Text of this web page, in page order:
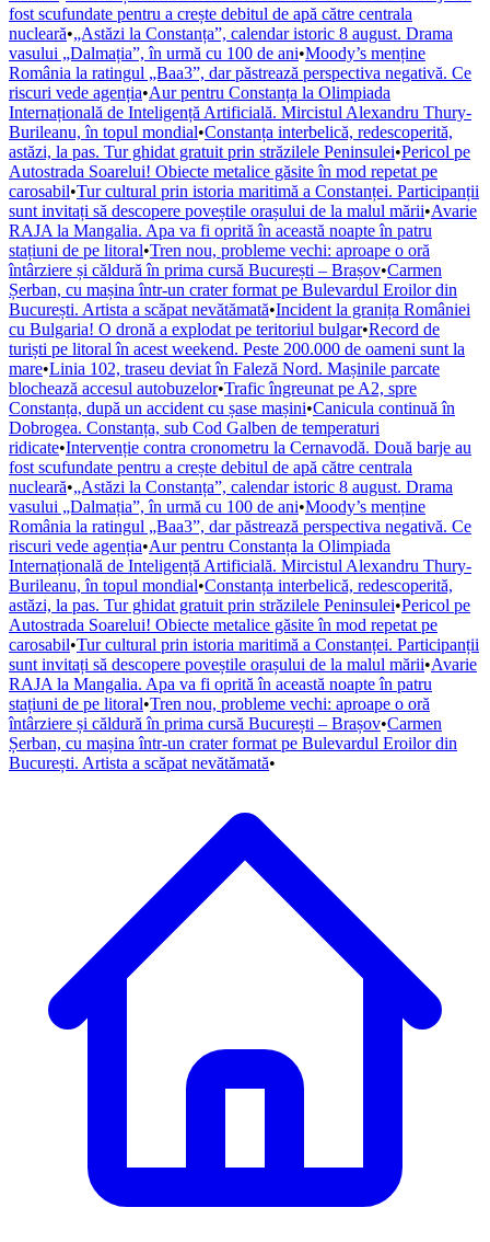
fost scufundate pentru a crește debitul de apă către centrala
nucleară•„Astăzi la Constanța”, calendar istoric 8 august. Drama
vasului „Dalmația”, în urmă cu 100 de ani•Moody’s menține
România la ratingul „Baa3”, dar păstrează perspectiva negativă. Ce
riscuri vede agenția•Aur pentru Constanța la Olimpiada
Internațională de Inteligență Artificială. Mircistul Alexandru Thury-
Burileanu, în topul mondial•Constanța interbelică, redescoperită,
astăzi, la pas. Tur ghidat gratuit prin străzilele Peninsulei•Pericol pe
Autostrada Soarelui! Obiecte metalice găsite în mod repetat pe
carosabil•Tur cultural prin istoria maritimă a Constanței. Participanții
sunt invitați să descopere poveștile orașului de la malul mării•Avarie
RAJA la Mangalia. Apa va fi oprită în această noapte în patru
stațiuni de pe litoral•Tren nou, probleme vechi: aproape o oră
întârziere și căldură în prima cursă București – Brașov•Carmen
Șerban, cu mașina într-un crater format pe Bulevardul Eroilor din
București. Artista a scăpat nevătămată•Incident la granița României
cu Bulgaria! O dronă a explodat pe teritoriul bulgar•Record de
turiști pe litoral în acest weekend. Peste 200.000 de oameni sunt la
mare•Linia 102, traseu deviat în Faleză Nord. Mașinile parcate
blochează accesul autobuzelor•Trafic îngreunat pe A2, spre
Constanța, după un accident cu șase mașini•Canicula continuă în
Dobrogea. Constanța, sub Cod Galben de temperaturi
ridicate•Intervenție contra cronometru la Cernavodă. Două barje au
fost scufundate pentru a crește debitul de apă către centrala
nucleară•„Astăzi la Constanța”, calendar istoric 8 august. Drama
vasului „Dalmația”, în urmă cu 100 de ani•Moody’s menține
România la ratingul „Baa3”, dar păstrează perspectiva negativă. Ce
riscuri vede agenția•Aur pentru Constanța la Olimpiada
Internațională de Inteligență Artificială. Mircistul Alexandru Thury-
Burileanu, în topul mondial•Constanța interbelică, redescoperită,
astăzi, la pas. Tur ghidat gratuit prin străzilele Peninsulei•Pericol pe
Autostrada Soarelui! Obiecte metalice găsite în mod repetat pe
carosabil•Tur cultural prin istoria maritimă a Constanței. Participanții
sunt invitați să descopere poveștile orașului de la malul mării•Avarie
RAJA la Mangalia. Apa va fi oprită în această noapte în patru
stațiuni de pe litoral•Tren nou, probleme vechi: aproape o oră
întârziere și căldură în prima cursă București – Brașov•Carmen
Șerban, cu mașina într-un crater format pe Bulevardul Eroilor din
București. Artista a scăpat nevătămată•